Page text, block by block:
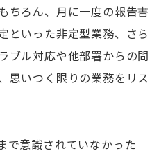
ちろん、月に一度の報告書
といった非定型業務、さら
ブル対応や他部署からの問
思いつく限りの業務をリス
で意識されていなかった